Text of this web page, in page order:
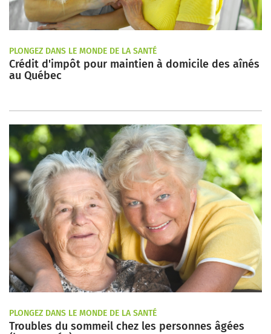
PLONGEZ DANS LE MONDE DE LA SANTÉ
Crédit d'impôt pour maintien à domicile des aînés
au Québec
PLONGEZ DANS LE MONDE DE LA SANTÉ
Troubles du sommeil chez les personnes âgées